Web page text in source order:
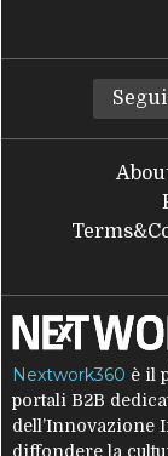
Nextwork360 è il
portali B2B
dell’Innovazione
diffondere la